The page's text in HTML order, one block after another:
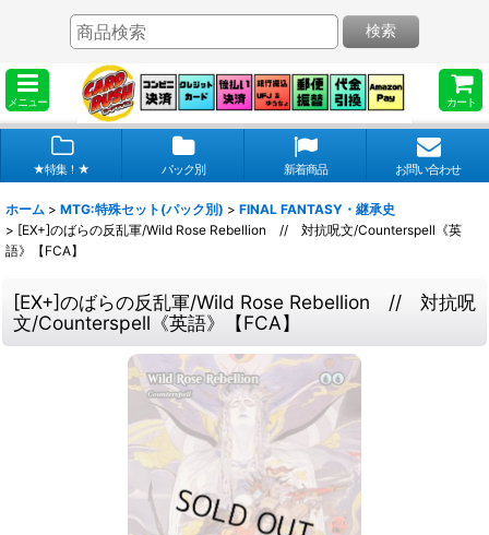
メニュー カート
検索
★特集！★ パック別 新着商品 お問い合わせ
ホーム > MTG:特殊セット(パック別) > FINAL FANTASY・継承史
> [EX+]のばらの反乱軍/Wild Rose Rebellion // 対抗呪文/Counterspell《英
語》【FCA】
[EX+]のばらの反乱軍/Wild Rose Rebellion // 対抗呪
文/Counterspell《英語》【FCA】